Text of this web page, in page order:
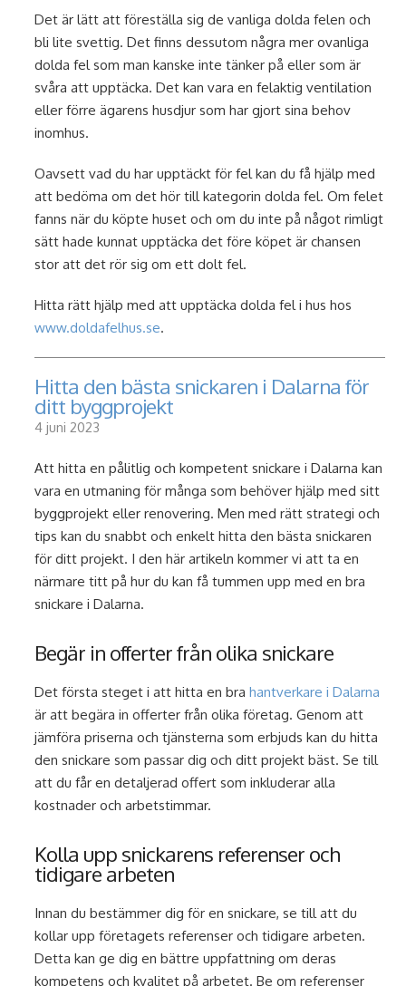
Det är lätt att föreställa sig de vanliga dolda felen och
bli lite svettig. Det finns dessutom några mer ovanliga
dolda fel som man kanske inte tänker på eller som är
svåra att upptäcka. Det kan vara en felaktig ventilation
eller förre ägarens husdjur som har gjort sina behov
inomhus.
Oavsett vad du har upptäckt för fel kan du få hjälp med
att bedöma om det hör till kategorin dolda fel. Om felet
fanns när du köpte huset och om du inte på något rimligt
sätt hade kunnat upptäcka det före köpet är chansen
stor att det rör sig om ett dolt fel.
Hitta rätt hjälp med att upptäcka dolda fel i hus hos
www.doldafelhus.se.
Hitta den bästa snickaren i Dalarna för
ditt byggprojekt
4 juni 2023
Att hitta en pålitlig och kompetent snickare i Dalarna kan
vara en utmaning för många som behöver hjälp med sitt
byggprojekt eller renovering. Men med rätt strategi och
tips kan du snabbt och enkelt hitta den bästa snickaren
för ditt projekt. I den här artikeln kommer vi att ta en
närmare titt på hur du kan få tummen upp med en bra
snickare i Dalarna.
Begär in offerter från olika snickare
Det första steget i att hitta en brahantverkare i Dalarna
är att begära in offerter från olika företag. Genom att
jämföra priserna och tjänsterna som erbjuds kan du hitta
den snickare som passar dig och ditt projekt bäst. Se till
att du får en detaljerad offert som inkluderar alla
kostnader och arbetstimmar.
Kolla upp snickarens referenser och
tidigare arbeten
Innan du bestämmer dig för en snickare, se till att du
kollar upp företagets referenser och tidigare arbeten.
Detta kan ge dig en bättre uppfattning om deras
kompetens och kvalitet på arbetet. Be om referenser